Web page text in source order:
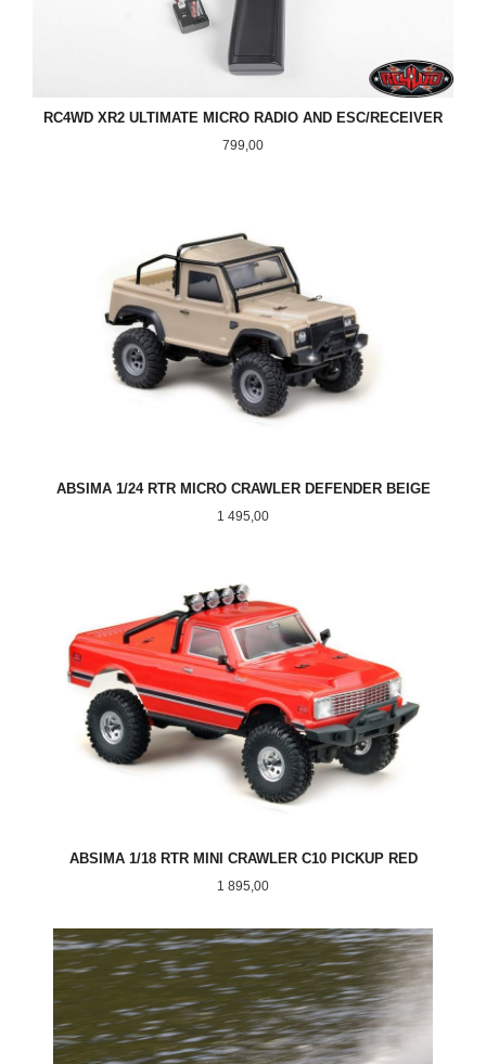
RC4WD XR2 ULTIMATE MICRO RADIO AND ESC/RECEIVER
Pris
799,00
ABSIMA 1/24 RTR MICRO CRAWLER DEFENDER BEIGE
Pris
1 495,00
ABSIMA 1/18 RTR MINI CRAWLER C10 PICKUP RED
Pris
1 895,00